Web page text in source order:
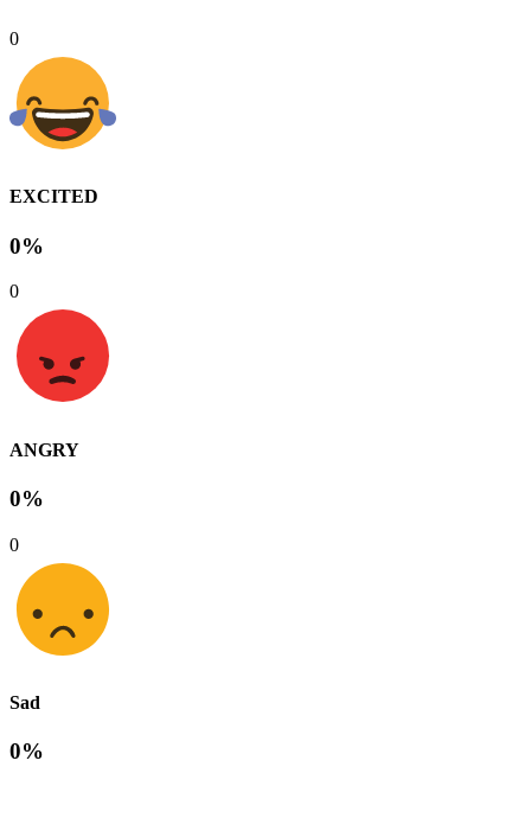
0
EXCITED
0%
0
ANGRY
0%
0
Sad
0%